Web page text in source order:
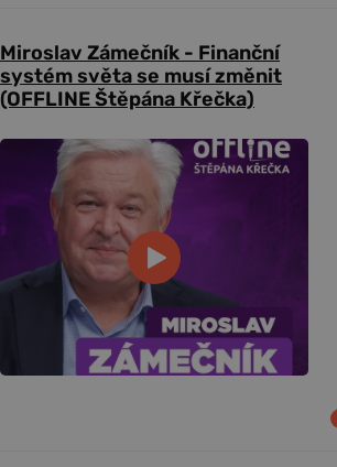
Miroslav Zámečník - Finanční
systém světa se musí změnit
(OFFLINE Štěpána Křečka)